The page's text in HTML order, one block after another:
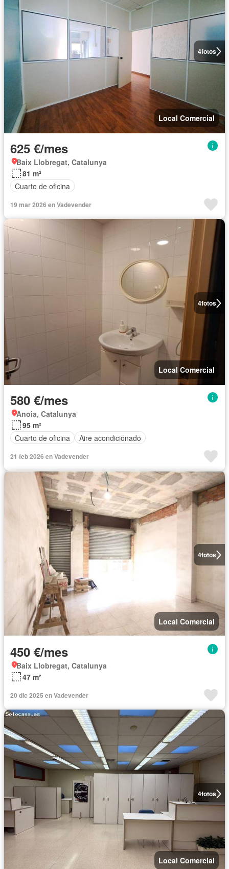
4fotos
Local Comercial
625 €/mes
Baix Llobregat, Catalunya
81 m²
Cuarto de oficina
19 mar 2026 en Vadevender
4fotos
Local Comercial
580 €/mes
Anoia, Catalunya
95 m²
Cuarto de oficina
Aire acondicionado
21 feb 2026 en Vadevender
4fotos
Local Comercial
450 €/mes
Baix Llobregat, Catalunya
47 m²
20 dic 2025 en Vadevender
4fotos
Local Comercial